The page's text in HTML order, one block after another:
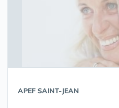
APEF SAINT-JEAN